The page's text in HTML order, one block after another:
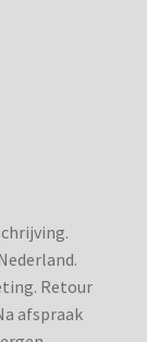
Retour
afspraak